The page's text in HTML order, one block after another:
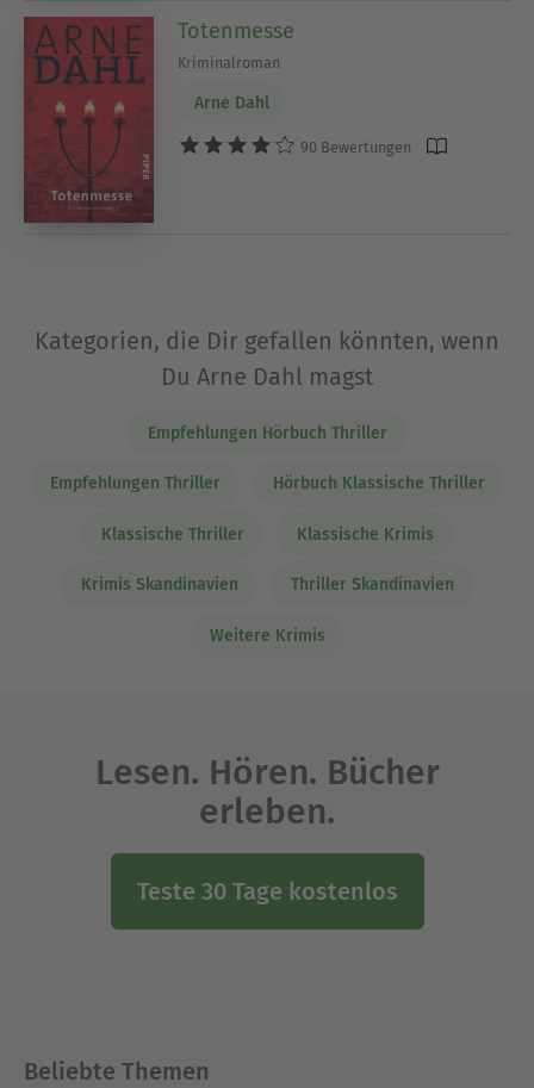
Totenmesse
Kriminalroman
Arne Dahl
90 Bewertungen
Kategorien, die Dir gefallen könnten, wenn
Du Arne Dahl magst
Empfehlungen Hörbuch Thriller
Empfehlungen Thriller Hörbuch Klassische Thriller
Klassische Thriller Klassische Krimis
Krimis Skandinavien Thriller Skandinavien
Weitere Krimis
Lesen. Hören. Bücher
erleben.
Teste 30 Tage kostenlos
Beliebte Themen